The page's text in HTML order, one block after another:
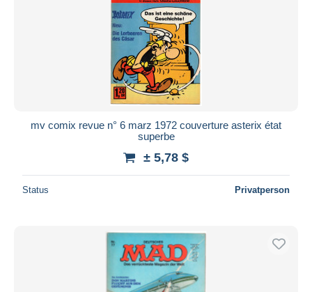
mv comix revue n° 6 marz 1972 couverture asterix état
superbe
± 5,78 $
Status Privatperson